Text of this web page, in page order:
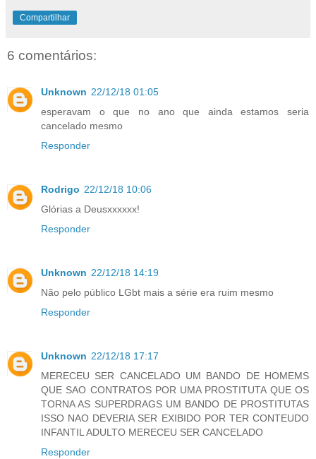
Compartilhar
6 comentários:
Unknown 22/12/18 01:05
esperavam o que no ano que ainda estamos seria
cancelado mesmo
Responder
Rodrigo 22/12/18 10:06
Glórias a Deusxxxxxx!
Responder
Unknown 22/12/18 14:19
Não pelo público LGbt mais a série era ruim mesmo
Responder
Unknown 22/12/18 17:17
MERECEU SER CANCELADO UM BANDO DE HOMEMS
QUE SAO CONTRATOS POR UMA PROSTITUTA QUE OS
TORNA AS SUPERDRAGS UM BANDO DE PROSTITUTAS
ISSO NAO DEVERIA SER EXIBIDO POR TER CONTEUDO
INFANTIL ADULTO MERECEU SER CANCELADO
Responder